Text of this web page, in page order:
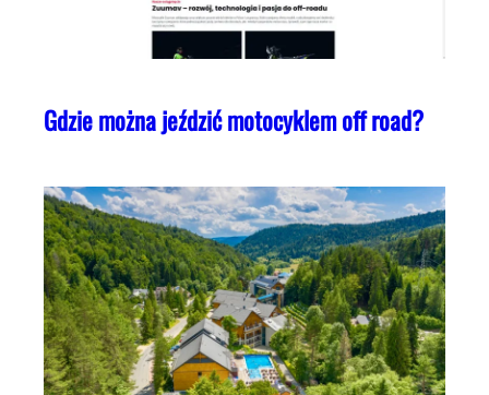
Gdzie można jeździć motocyklem off road?